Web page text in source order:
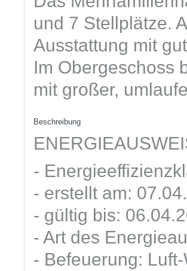
und 7 Stellplätze.
Ausstattung mit
Im Obergeschoss
mit großer,
Beschreibung
-
- erstellt am:
- gültig bis:
- Art des
- Befeuerung: